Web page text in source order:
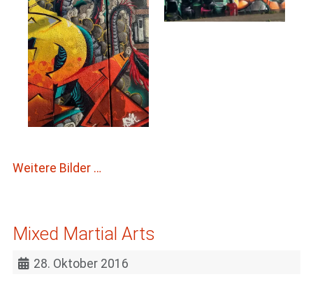
Weitere Bilder …
Mixed Martial Arts
28. Oktober 2016